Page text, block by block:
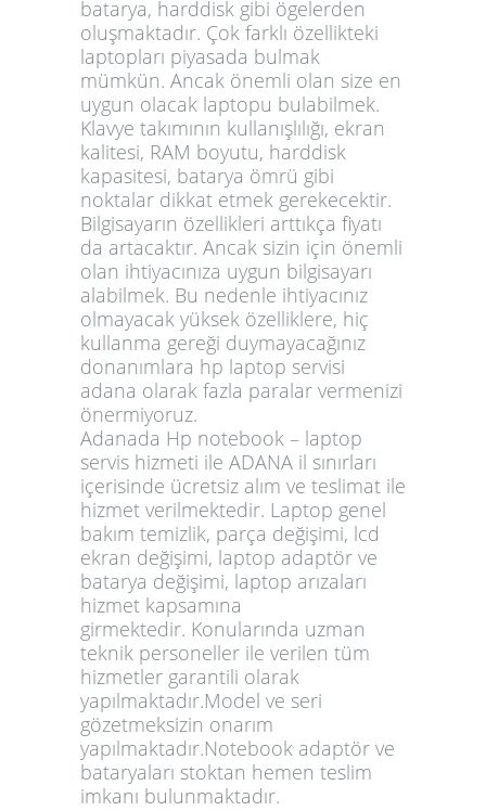
batarya, harddisk gibi ögelerden
oluşmaktadır. Çok farklı özellikteki
laptopları piyasada bulmak
mümkün. Ancak önemli olan size en
uygun olacak laptopu bulabilmek.
Klavye takımının kullanışlılığı, ekran
kalitesi, RAM boyutu, harddisk
kapasitesi, batarya ömrü gibi
noktalar dikkat etmek gerekecektir.
Bilgisayarın özellikleri arttıkça fiyatı
da artacaktır. Ancak sizin için önemli
olan ihtiyacınıza uygun bilgisayarı
alabilmek. Bu nedenle ihtiyacınız
olmayacak yüksek özelliklere, hiç
kullanma gereği duymayacağınız
donanımlara hp laptop servisi
adana olarak fazla paralar vermenizi
önermiyoruz.
Adanada Hp notebook – laptop
servis hizmeti ile ADANA il sınırları
içerisinde ücretsiz alım ve teslimat ile
hizmet verilmektedir. Laptop genel
bakım temizlik, parça değişimi, lcd
ekran değişimi, laptop adaptör ve
batarya değişimi, laptop arızaları
hizmet kapsamına
girmektedir. Konularında uzman
teknik personeller ile verilen tüm
hizmetler garantili olarak
yapılmaktadır.Model ve seri
gözetmeksizin onarım
yapılmaktadır.Notebook adaptör ve
bataryaları stoktan hemen teslim
imkanı bulunmaktadır.